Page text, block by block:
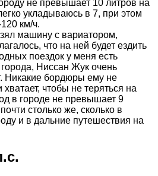
не превышает 10 литров на
укладываюсь в 7, при этом
км/ч.
машину с вариатором,
что на ней будет ездить
поездок у меня есть
Ниссан Жук очень
Никакие бордюры ему не
чтобы не теряться на
в городе не превышает 9
столько же, сколько в
и в дальние путешествия на